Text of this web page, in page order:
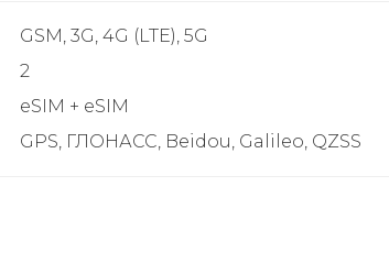
GSM, 3G, 4G (LTE), 5G
2
eSIM + eSIM
GPS, ГЛОНАСС, Beidou, Galileo, QZSS